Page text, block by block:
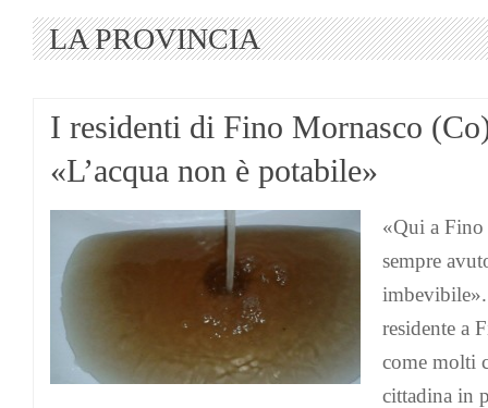
LA PROVINCIA
I residenti di Fino Mornasco
«L’acqua non è potabile»
«Qui a Fino
sempre
residente a
come molti
cittadina in